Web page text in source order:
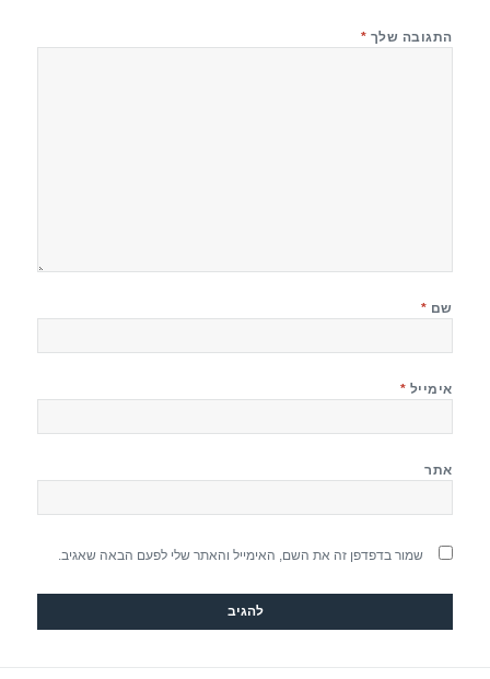
התגובה שלך *
שם *
אימייל *
אתר
שמור בדפדפן זה את השם, האימייל והאתר שלי לפעם הבאה שאגיב.